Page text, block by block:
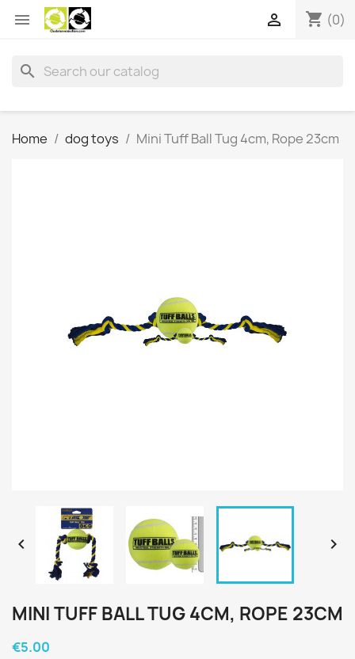
 shopping_cart (0)

search
Home dog toys Mini Tuff Ball Tug 4cm, Rope 23cm
 
MINI TUFF BALL TUG 4CM, ROPE 23CM
€5.00